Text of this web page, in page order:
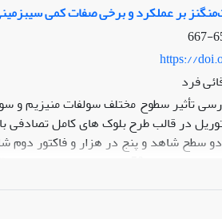
بر عملکرد و برخی صفات کمی
https://
فرد
تأثیر سطوح مختلف سولفات ­منیزیم و
سطح شاهد و پنج در هزار و فاکتور
غده­ دهی بودند.
در بقیه صفات موردمطالعه به‌جز صفات
درصد و در بقیه صفات موردبررسی در سطح